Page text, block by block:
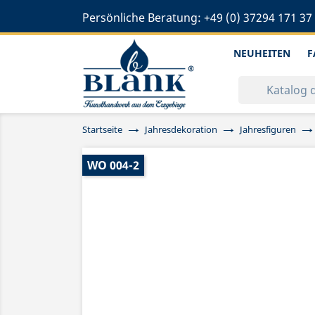
Persönliche Beratung: +49 (0) 37294 171 37
NEUHEITEN
Startseite Jahresdekoration Jahresfiguren
WO 004-2